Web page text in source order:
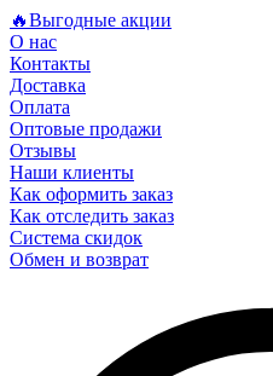
🔥Выгодные акции
О нас
Контакты
Доставка
Оплата
Оптовые продажи
Отзывы
Наши клиенты
Как оформить заказ
Как отследить заказ
Система скидок
Обмен и возврат